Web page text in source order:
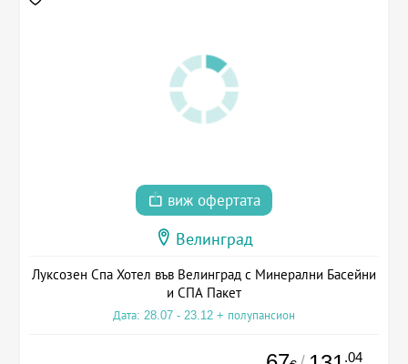
виж офертата
Велинград
Луксозен Спа Хотел във Велинград с Минерални Басейни
и СПА Пакет
Дата: 28.07 - 23.12 + полупансион
.04